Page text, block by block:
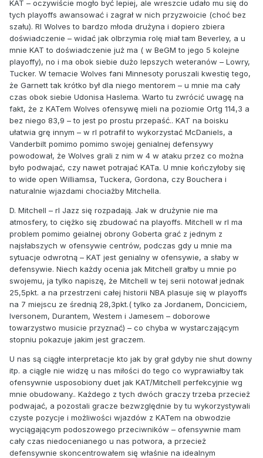
KAT – oczywiście mogło być lepiej, ale wreszcie udało mu się do
tych playoffs awansować i zagrał w nich przyzwoicie (choć bez
szału). Rl Wolves to bardzo młoda drużyna i dopiero zbiera
doświadczenie – widać jak olbrzymia rolę miał tam Beverley, a u
mnie KAT to doświadczenie już ma ( w BeGM to jego 5 kolejne
playoffy), no i ma obok siebie dużo lepszych weteranów – Lowry,
Tucker. W temacie Wolves fani Minnesoty poruszali kwestię tego,
że Garnett tak krótko był dla niego mentorem – u mnie ma cały
czas obok siebie Udonisa Haslema. Warto tu zwrócić uwagę na
fakt, że z KATem Wolves ofensywę mieli na poziomie Ortg 114,3 a
bez niego 83,9 – to jest po prostu przepaść.. KAT na boisku
ułatwia grę innym – w rl potrafił to wykorzystać McDaniels, a
Vanderbilt pomimo pomimo swojej genialnej defensywy
powodował, że Wolves grali z nim w 4 w ataku przez co można
było podwajać, czy nawet potrajać KATa. U mnie kończyłoby się
to wide open Williamsa, Tuckera, Gordona, czy Bouchera i
naturalnie wjazdami chociażby Mitchella.
D. Mitchell – rl Jazz się rozpadają. Jak w drużynie nie ma
atmosfery, to ciężko się zbudować na playoffs. Mitchell w rl ma
problem pomimo geialnej obrony Goberta grać z jednym z
najsłabszych w ofensywie centrów, podczas gdy u mnie ma
sytuacje odwrotną – KAT jest genialny w ofensywie, a słaby w
defensywie. Niech każdy ocenia jak Mitchell grałby u mnie po
swojemu, ja tylko napiszę, że Mitchell w tej serii notował jednak
25,5pkt. a na przestrzeni całej historii NBA plasuje się w playoffs
na 7 miejscu ze średnią 28,3pkt.( tylko za Jordanem, Donciciem,
Iversonem, Durantem, Westem i Jamesem – doborowe
towarzystwo musicie przyznać) – co chyba w wystarczającym
stopniu pokazuje jakim jest graczem.
U nas są ciągłe interpretacje kto jak by grał gdyby nie shut downy
itp. a ciągle nie widzę u nas miłości do tego co wyprawiałby tak
ofensywnie usposobiony duet jak KAT/Mitchell perfekcyjnie wg
mnie obudowany.. Każdego z tych dwóch graczy trzeba przecież
podwajać, a pozostali gracze bezwzględnie by tu wykorzystywali
czyste pozycje i możliwości wjazdów z KATem na obwodzie
wyciągającym podoszowego przeciwników – ofensywnie mam
cały czas niedocenianego u nas potwora, a przecież
defensywnie skoncentrowałem się właśnie na idealnym